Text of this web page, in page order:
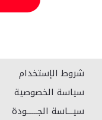
شروط الإستخدام
سياسة الخصوصية
سيـــاسة الجــــــودة